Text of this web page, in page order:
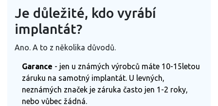
Je důležité, kdo vyrábí
implantát?
Ano. A to z několika důvodů.
Garance - jen u známých výrobců máte 10-15letou
záruku na samotný implantát. U levných,
neznámých značek je záruka často jen 1-2 roky,
nebo vůbec žádná.